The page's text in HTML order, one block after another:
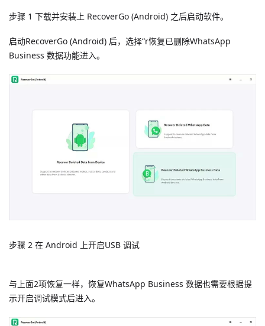
步骤 1 下载并安装上 RecoverGo (Android) 之后启动软件。
启动RecoverGo (Android) 后，选择“r恢复已删除WhatsApp
Business 数据功能进入。
步骤 2 在 Android 上开启USB 调试
与上面2项恢复一样，恢复WhatsApp Business 数据也需要根据提
示开启调试模式后进入。